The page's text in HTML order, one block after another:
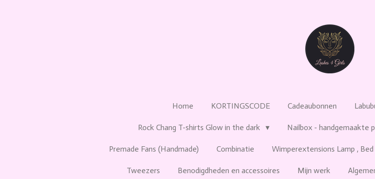
Home KORTINGSCODE Cadeaubonnen
Rock Chang T-shirts Glow in the dark Nailbox - handgemaakte
Premade Fans (Handmade) Combinatie Wimperextensions Lamp ,
Tweezers Benodigdheden en accessoires Mijn werk